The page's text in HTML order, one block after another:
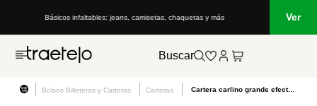
Básicos infaltables: jeans, camisetas, chaquetas y más Ver
Buscar
Bolsos Billeteras y Carteras Carteras Cartera carlino grande efecto piel